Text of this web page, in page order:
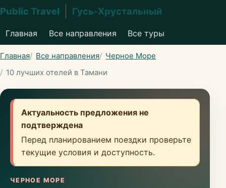
Public Travel Гусь-Хрустальный
Главная Все направления Все туры
Главная Все направления
Черное Море
10 лучших отелей в Тамани
Актуальность предложения не
подтверждена
Перед планированием поездки проверьте
текущие условия и доступность.
ЧЕРНОЕ МОРЕ